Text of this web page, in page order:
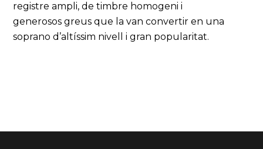
registre ampli, de timbre homogeni i
generosos greus que la van convertir en una
soprano d’altíssim nivell i gran popularitat.